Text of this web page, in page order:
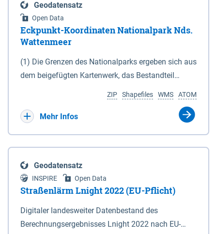
Geodatensatz
Open Data
Eckpunkt-Koordinaten Nationalpark Nds.
Wattenmeer
(1) Die Grenzen des Nationalparks ergeben sich aus
dem beigefügten Kartenwerk, das Bestandteil
(DTK) im Maßstab 1 : 100 000 (Anlage 2), 2.
verkleinerte Amtliche Karte 1 : 5 000 (AK5) im
projizierte Koordinaten im Europäischen
Terrestrischen Referenzsystem 1989 (ETRS 89) mit
der Universalen Transversalen Mercator-Abbildung
bezogen auf die Zone 32 N (UTM 32N) dargestellt
(Anlage 4); Gleiches gilt für die geografischen
ATOM
WMS
Shapefiles
ZIP
Mehr Infos
Geodatensatz
INSPIRE Open Data
Straßenlärm Lnight 2022 (EU-Pflicht)
Digitaler landesweiter Datenbestand des
Berechnungsergebnisses Lnight 2022 nach EU-